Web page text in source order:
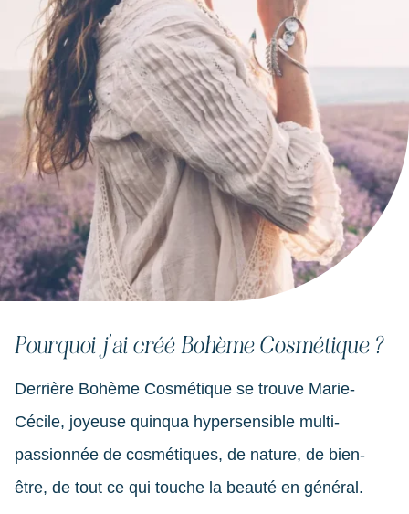
Pourquoi j’ai créé Bohème Cosmétique ?
Derrière Bohème Cosmétique se trouve Marie-
Cécile, joyeuse quinqua hypersensible multi-
passionnée de cosmétiques, de nature, de bien-
être, de tout ce qui touche la beauté en général.